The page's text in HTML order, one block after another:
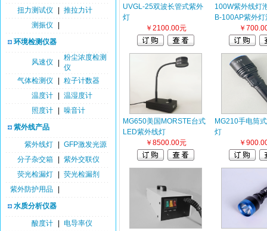
扭力测试仪
推拉力计
测振仪
环境检测仪器
风速仪
粉尘浓度检测
仪
气体检测仪
粒子计数器
温度计
温湿度计
照度计
噪音计
紫外线产品
紫外线灯
GFP激发光源
分子杂交箱
紫外交联仪
荧光检漏灯
荧光检漏剂
紫外防护用品
水质分析仪器
酸度计 电导率仪
UVGL-25双波长管式紫外
灯
￥2100.00元
100W紫外线灯
B-100AP紫外灯
￥
MG650美国MORSTE台式
LED紫外线灯
￥8500.00元
MG210手电筒
灯
￥